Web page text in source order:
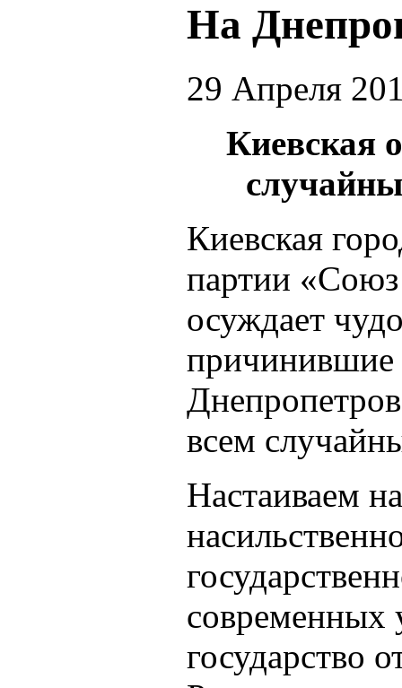
На
29 Апреля
Киевская
Киевская
партии
осуждает
причинившие
всем
Настаиваем
современных
государство